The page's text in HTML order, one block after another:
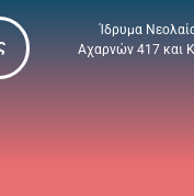
Ίδρυμα
Αχαρνών 417 και